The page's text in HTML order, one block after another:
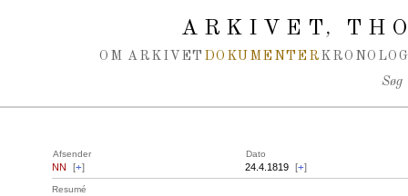
ARKIVET,
OM ARKIVET DOKUMENTER
Søg
Afsender Dato
NN [+] 24.4.1819 [+]
Resumé